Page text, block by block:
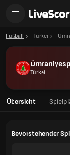
Fußball Türkei
Türkei
Übersicht
Bevorstehender